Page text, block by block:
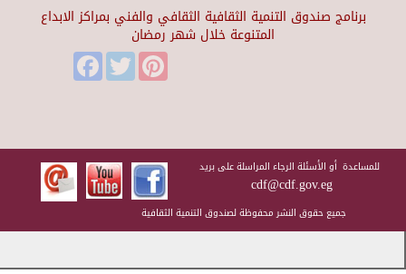
برنامج صندوق التنمية الثقافية الثقافي والفني بمراكز الابداع
المتنوعة خلال شهر رمضان
FacebookTwitter
للمساعدة أو الأسئلة الرجاء المراسلة على بريد
cdf@cdf.gov.eg
جميع حقوق النشر محفوظة لصندوق التنمية الثقافية